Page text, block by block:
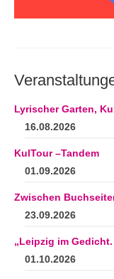
Lyrischer Garten,
16.08.2026
KulTour –Tandem
01.09.2026
Zwischen
23.09.2026
„Leipzig im
01.10.2026